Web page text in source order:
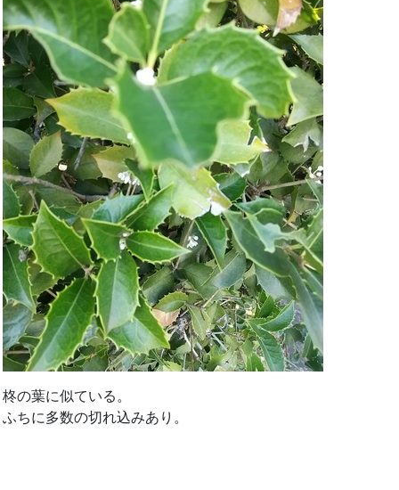
柊の葉に似ている。
ふちに多数の切れ込みあり。